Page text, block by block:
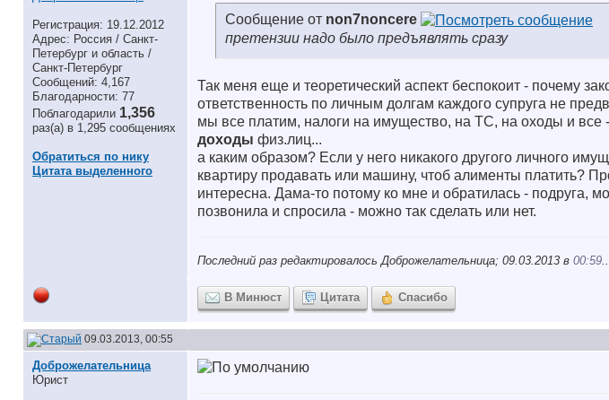
Регистрация: 19.12.2012
Адрес: Россия / Санкт-
Петербург и область /
Санкт-Петербург
Сообщений: 4,167
Благодарности: 77
Поблагодарили 1,356
раз(а) в 1,295 сообщениях
Обратиться по нику
Цитата выделенного
Сообщение от non7noncere
претензии надо было предъявлять сразу
Так меня еще и теоретический аспект беспокоит - почему
ответственность по личным долгам каждого супруга не
мы все платим, налоги на имущество, на ТС, на оходы и все
доходы физ.лиц...
а каким образом? Если у него никакого другого личного
квартиру продавать или машину, чтоб алименты платить?
интересна. Дама-то потому ко мне и обратилась - подруга,
позвонила и спросила - можно так сделать или нет.
Последний раз редактировалось Доброжелательница; 09.03.2013 в 00:59..
В Минюст Цитата Спасибо
09.03.2013, 00:55
Доброжелательница
Юрист